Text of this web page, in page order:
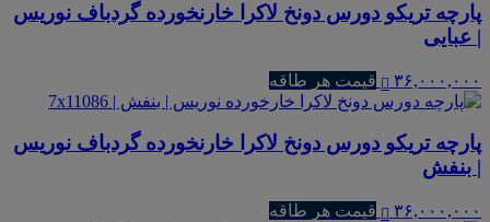
پارچه تریکو دورس دونخ لاکرا خارنخورده گردباف نوریس
| عبایی
۳۶,۰۰۰,۰۰۰ قیمت هر طاقه
پارچه تریکو دورس دونخ لاکرا خارنخورده گردباف نوریس
| بنفش
۳۶,۰۰۰,۰۰۰ قیمت هر طاقه